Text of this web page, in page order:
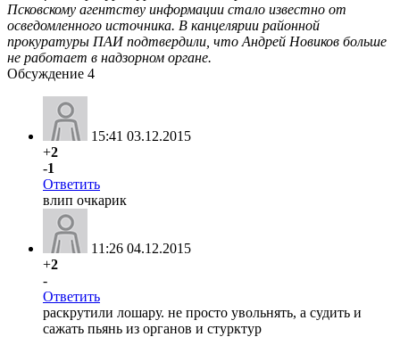
Псковскому агентству информации стало известно от
осведомленного источника. В канцелярии районной
прокуратуры ПАИ подтвердили, что Андрей Новиков больше
не работает в надзорном органе.
Обсуждение 4
15:41 03.12.2015
+2
-1
Ответить
влип очкарик
11:26 04.12.2015
+2
-
Ответить
раскрутили лошару. не просто увольнять, а судить и
сажать пьянь из органов и стурктур